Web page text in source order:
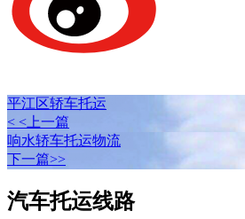
平江区轿车托运
< <上一篇
响水轿车托运物流
下一篇>>
汽车托运线路